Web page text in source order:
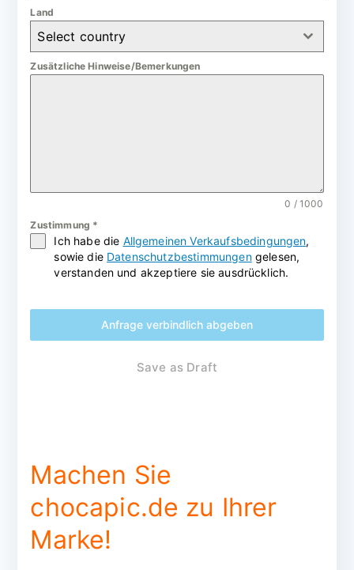
Land
Select country
Zusätzliche Hinweise/Bemerkungen
0 / 1000
Zustimmung *
Ich habe die Allgemeinen Verkaufsbedingungen,
sowie die Datenschutzbestimmungengelesen,
verstanden und akzeptiere sie ausdrücklich.
Anfrage verbindlich abgeben
Save as Draft
Machen Sie
chocapic.de zu Ihrer
Marke!